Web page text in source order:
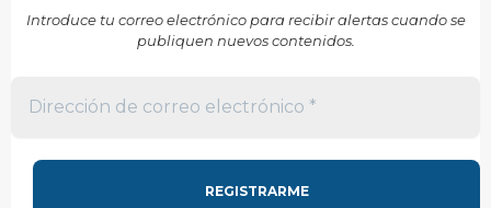
Introduce tu correo electrónico para recibir alertas cuando se
publiquen nuevos contenidos.